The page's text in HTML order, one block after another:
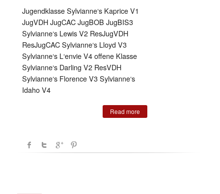
Gelsenkirchen,
Fr.
MJ
Melchior-
Jugendklasse Sylvianne‘s Kaprice V1
JugVDH JugCAC JugBOB JugBIS3
Sylvianne‘s Lewis V2 ResJugVDH
ResJugCAC Sylvianne‘s Lloyd V3
Sylvianne‘s L‘envie V4 offene Klasse
Sylvianne‘s Darling V2 ResVDH
Sylvianne‘s Florence V3 Sylvianne‘s
Idaho V4
Read more